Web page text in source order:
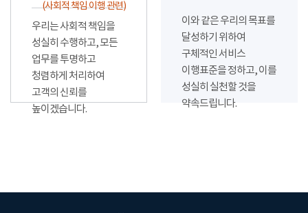
(사회적 책임 이행 관련)
우리는 사회적 책임을
성실히 수행하고, 모든
업무를 투명하고
청렴하게 처리하여
고객의 신뢰를
높이겠습니다.
이와 같은 우리의 목표를
달성하기 위하여
구체적인 서비스
이행표준을 정하고, 이를
성실히 실천할 것을
약속드립니다.